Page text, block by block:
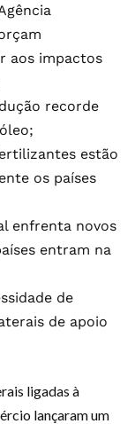
aos impactos
recorde
estão
os países
enfrenta novos
entram na
de
de apoio
ligadas à
lançaram um